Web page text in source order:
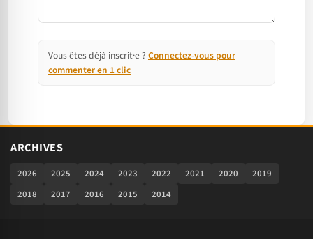
Vous êtes déjà inscrit·e ? Connectez-vous pour
commenter en 1 clic
ARCHIVES
2026 2025 2024 2023 2022 2021 2020
2019
2018
2017 2016 2015 2014